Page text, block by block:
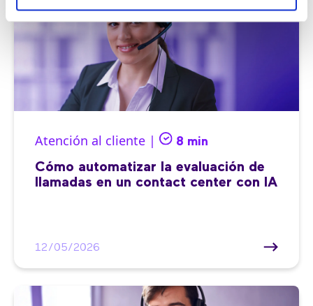
Atención al cliente | 8 min
Cómo automatizar la evaluación de
llamadas en un contact center con IA
12/05/2026